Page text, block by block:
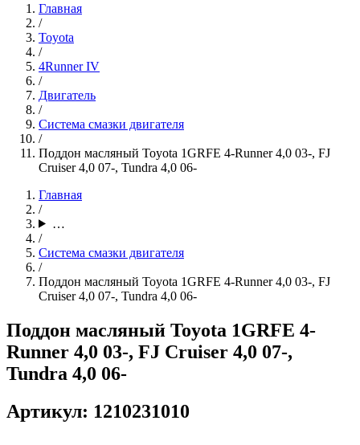
Главная
/
Toyota
/
4Runner IV
/
Двигатель
/
Система смазки двигателя
/
Поддон масляный Toyota 1GRFE 4-Runner 4,0 03-, FJ
Cruiser 4,0 07-, Tundra 4,0 06-
Главная
/
…
/
Система смазки двигателя
/
Поддон масляный Toyota 1GRFE 4-Runner 4,0 03-, FJ
Cruiser 4,0 07-, Tundra 4,0 06-
Поддон масляный Toyota 1GRFE 4-
Runner 4,0 03-, FJ Cruiser 4,0 07-,
Tundra 4,0 06-
Артикул: 1210231010